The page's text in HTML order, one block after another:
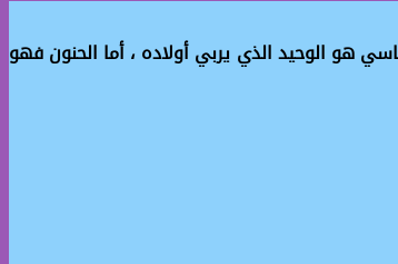
هو الوحيد الذي يربي أولاده ، أما الحنون فهو